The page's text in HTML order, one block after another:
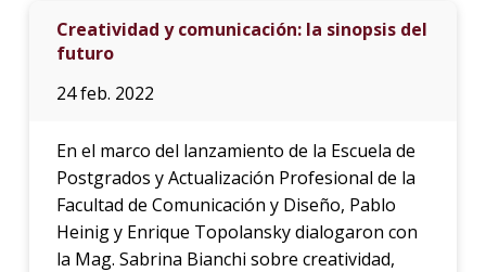
Creatividad y comunicación: la sinopsis del
futuro
24 feb. 2022
En el marco del lanzamiento de la Escuela de
Postgrados y Actualización Profesional de la
Facultad de Comunicación y Diseño, Pablo
Heinig y Enrique Topolansky dialogaron con
la Mag. Sabrina Bianchi sobre creatividad,